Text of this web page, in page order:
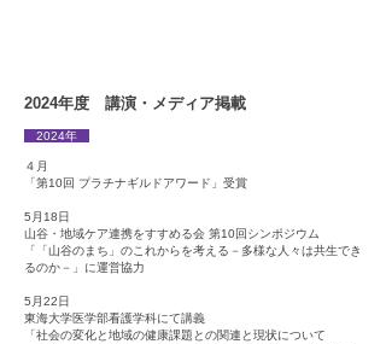
2024年度 講演・メディア掲載
2024年
​４月
「第10回 プラチナギルドアワード」受賞
5月18日
山谷・地域ケア連携をすすめる会 第10回シンポジウム
「「山谷のまち」のこれからを考える－多様な人々は共生でき
るのか－」に運営協力
5月22日
東海大学医学部看護学科にて講義
「社会の変化と地域の健康課題との関連と現状について